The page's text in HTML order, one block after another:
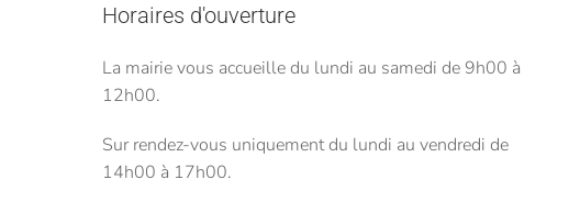
Horaires d'ouverture
La mairie vous accueille du lundi au samedi de 9h00 à
12h00.
Sur rendez-vous uniquement du lundi au vendredi de
14h00 à 17h00.